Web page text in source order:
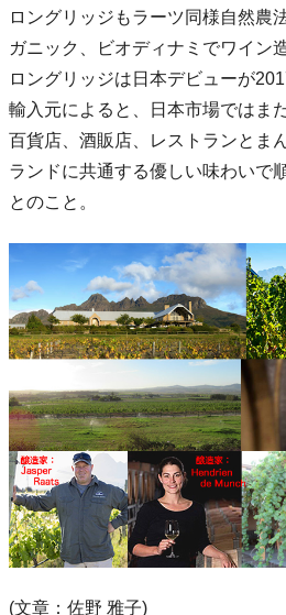
ロングリッジもラーツ同様自然農
ガニック、ビオディナミでワイン
ロングリッジは日本デビューが
輸入元によると、日本市場ではま
百貨店、酒販店、レストランとま
ランドに共通する優しい味わいで
とのこと。
(文章：佐野 雅子)